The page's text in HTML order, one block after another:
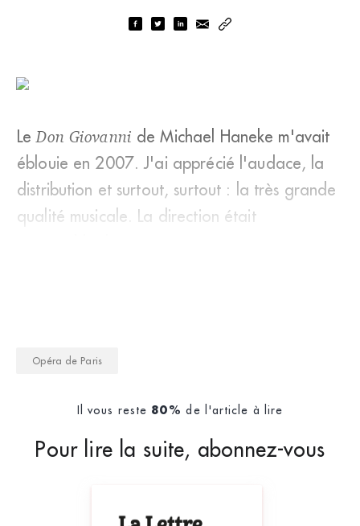
Le Don Giovanni de Michael Haneke m'avait
éblouie en 2007. J'ai apprécié l'audace, la
distribution et surtout, surtout : la très grande
qualité musicale. La direction était
Opéra de Paris
Il vous reste 80% de l'article à lire
Pour lire la suite, abonnez-vous